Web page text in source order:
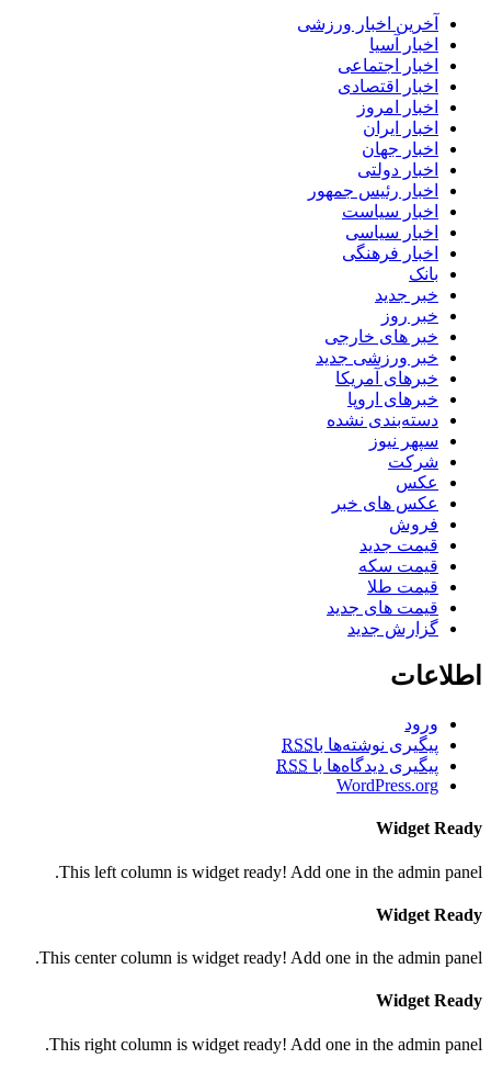
آخرین اخبار ورزشی
اخبار آسیا
اخبار اجتماعی
اخبار اقتصادی
اخبار امروز
اخبار ایران
اخبار جهان
اخبار دولتی
اخبار رئیس جمهور
اخبار سیاست
اخبار سیاسی
اخبار فرهنگی
بانک
خبر جدید
خبر روز
خبر های خارجی
خبر ورزشی جدید
خبرهای آمریکا
خبرهای اروپا
دسته‌بندی نشده
سپهر نیوز
شرکت
عکس
عکس های خبر
فروش
قیمت جدید
قیمت سکه
قیمت طلا
قیمت های جدید
گزارش جدید
اطلاعات
ورود
پیگیری نوشته‌ها باRSS
پیگیری دیدگاه‌ها با RSS
WordPress.org
Widget Ready
This left column is widget ready! Add one in the admin panel.
Widget Ready
This center column is widget ready! Add one in the admin panel.
Widget Ready
This right column is widget ready! Add one in the admin panel.